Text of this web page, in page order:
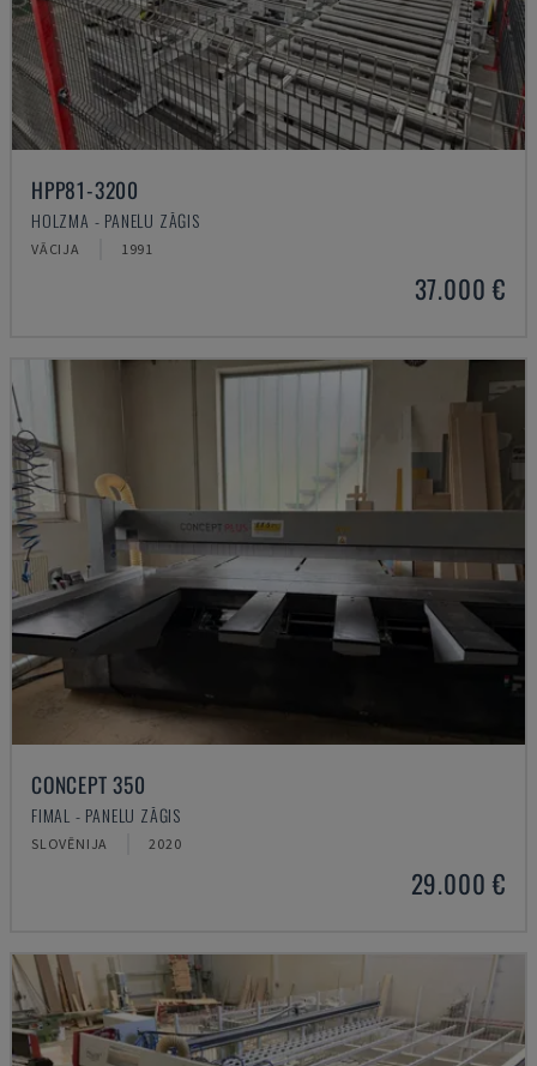
HPP81-3200
HOLZMA - PANEĻU ZĀĢIS
VĀCIJA 1991
37.000 €
CONCEPT 350
FIMAL - PANEĻU ZĀĢIS
SLOVĒNIJA 2020
29.000 €